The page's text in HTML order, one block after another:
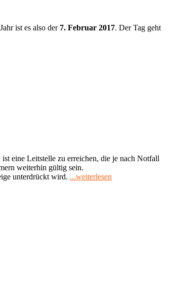
ist es also der 7. Februar 2017. Der Tag geht
eine Leitstelle zu erreichen, die je nach Notfall
weiterhin gültig sein.
unterdrückt wird. ...weiterlesen